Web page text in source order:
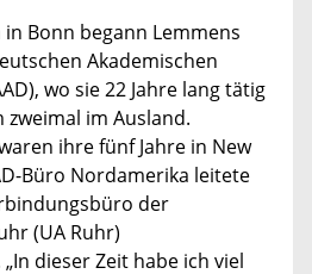
Bonn begann Lemmens
Akademischen
wo sie 22 Jahre lang tätig
im Ausland.
ihre fünf Jahre in New
Büro Nordamerika leitete
der
(UA Ruhr)
dieser Zeit habe ich viel